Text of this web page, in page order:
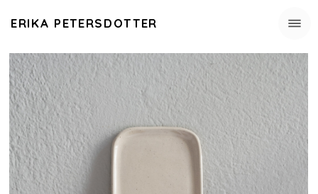
ERIKA PETERSDOTTER